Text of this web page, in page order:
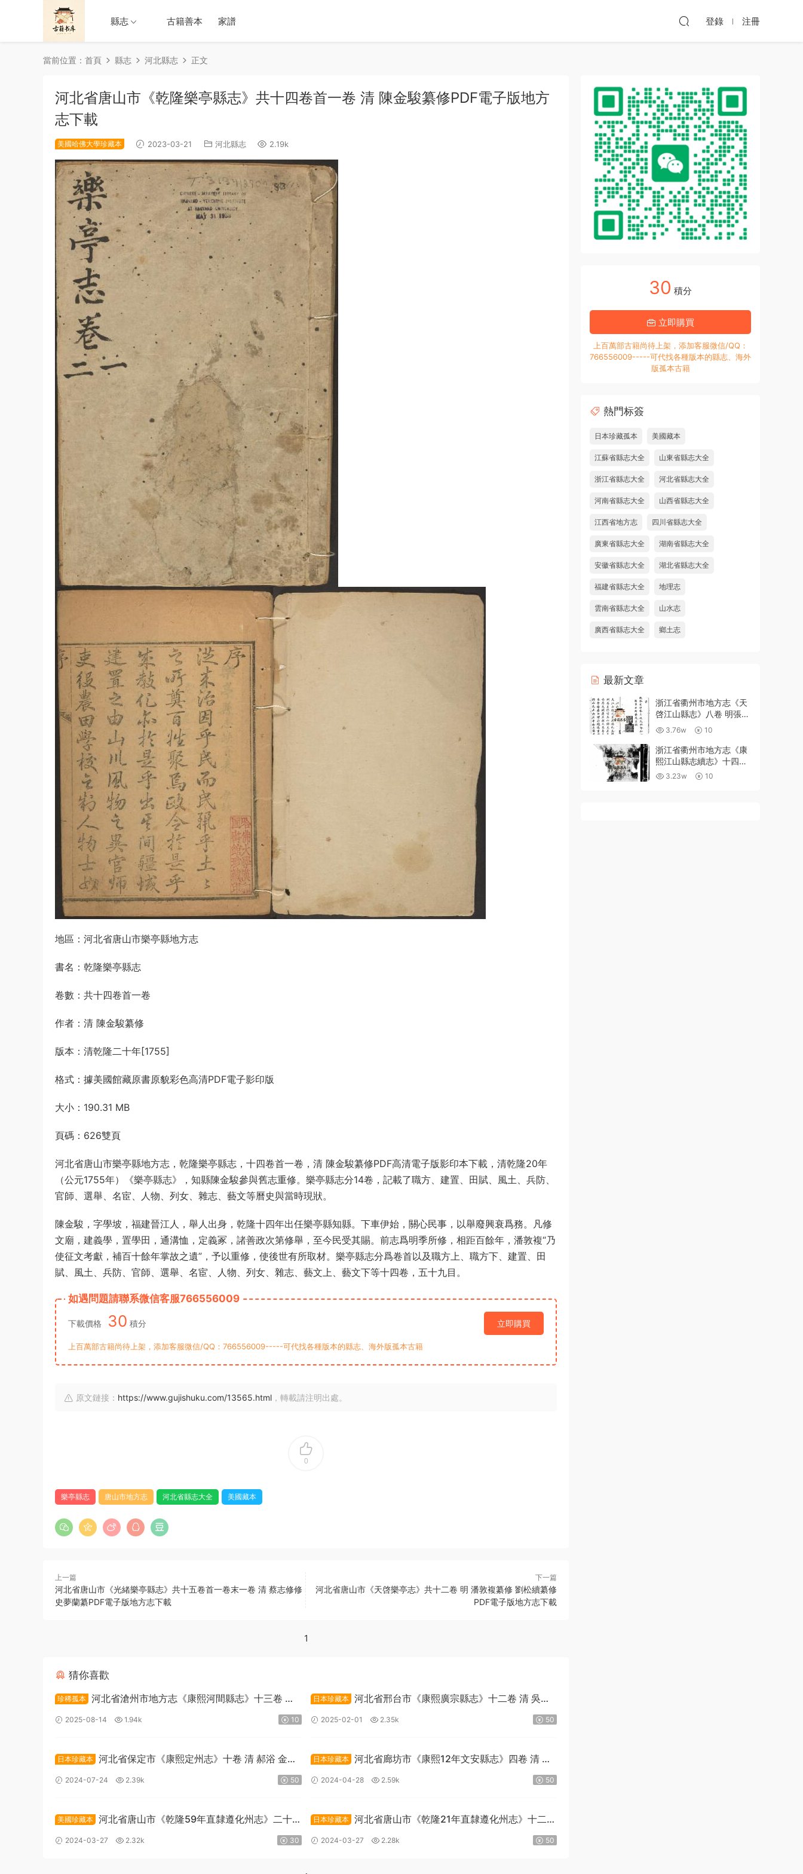
縣志 古籍善本 家譜 登錄 注冊
當前位置： 首頁 縣志 河北縣志 正文
河北省唐山市《乾隆樂亭縣志》共十四卷首一卷 清 陳金駿纂修PDF電子版地方
志下載
美國哈佛大學珍藏本 2023-03-21 河北縣志 2.19k
地區：河北省唐山市樂亭縣地方志
書名：乾隆樂亭縣志
卷數：共十四卷首一卷
作者：清 陳金駿纂修
版本：清乾隆二十年[1755]
格式：據美國館藏原書原貌彩色高清PDF電子影印版
大小：190.31 MB
頁碼：626雙頁
河北省唐山市樂亭縣地方志，乾隆樂亭縣志，十四卷首一卷，清 陳金駿纂修PDF高清電子版影印本下載，清乾隆20年
（公元1755年）《樂亭縣志》，知縣陳金駿參與舊志重修。樂亭縣志分14卷，記載了職方、建置、田賦、風土、兵防、
官師、選舉、名宦、人物、列女、雜志、藝文等曆史與當時現狀。
陳金駿，字學坡，福建晉江人，舉人出身，乾隆十四年出任樂亭縣知縣。下車伊始，關心民事，以舉廢興衰爲務。凡修
文廟，建義學，置學田，通溝恤，定義冢，諸善政次第修舉，至今民受其賜。前志爲明季所修，相距百餘年，潘敦複“乃
使征文考獻，補百十餘年掌故之遺”，予以重修，使後世有所取材。樂亭縣志分爲卷首以及職方上、職方下、建置、田
賦、風土、兵防、官師、選舉、名宦、人物、列女、雜志、藝文上、藝文下等十四卷，五十九目。
如遇問題請聯系微信客服766556009
下載價格 30 積分 立即購買
上百萬部古籍尚待上架，添加客服微信/QQ：766556009-----可代找各種版本的縣志、海外版孤本古籍
原文鏈接： https://www.gujishuku.com/13565.html ，轉載請注明出處。
0
樂亭縣志 唐山市地方志 河北省縣志大全 美國藏本
上一篇
河北省唐山市《光緒樂亭縣志》共十五卷首一卷末一卷 清 蔡志修修
史夢蘭纂PDF電子版地方志下載
下一篇
河北省唐山市《天啓樂亭志》共十二卷 明 潘敦複纂修 劉松續纂修
PDF電子版地方志下載
1
猜你喜歡
珍稀孤本 河北省滄州市地方志《康熙河間縣志》十三卷 清
袁元修 楊九有纂PDF高清電子版下載
2025-08-14 1.94k 10
日本珍藏本
河北省邢台市《康熙廣宗縣志》十二卷 清 吳存
禮修纂PDF高清電子版下載
2025-02-01 2.35k 50
日本珍藏本 河北省保定市《康熙定州志》十卷 清 郝浴 金世
德 董秉忠修纂PDF高清電子版下載
2024-07-24 2.39k 50
日本珍藏本
河北省廊坊市《康熙12年文安縣志》四卷 清 崔
啟元修 王胤芳 邵秉忠纂PDF高清電子版下載
2024-04-28 2.59k 50
美國珍藏本 河北省唐山市《乾隆59年直隸遵化州志》二十
卷 清 劉埥纂修PDF高清電子版下載
2024-03-27 2.32k 30
日本珍藏本
河北省唐山市《乾隆21年直隸遵化州志》十二卷
清 劉埥修 邊中寶纂PDF高清電子版下載
2024-03-27 2.28k 50
30 積分
立即購買
上百萬部古籍尚待上架，添加客服微信/QQ：
766556009-----可代找各種版本的縣志、海外
版孤本古籍
熱門标簽
日本珍藏孤本 美國藏本
江蘇省縣志大全 山東省縣志大全
浙江省縣志大全 河北省縣志大全
河南省縣志大全 山西省縣志大全
江西省地方志 四川省縣志大全
廣東省縣志大全 湖南省縣志大全
安徽省縣志大全 湖北省縣志大全
福建省縣志大全 地理志
雲南省縣志大全 山水志
廣西省縣志大全 鄉土志
最新文章
浙江省衢州市地方志《天
啓江山縣志》八卷 明張鳳
翼 徐日葵纂修PDF高清電
子版下載
3.76w 10
浙江省衢州市地方志《康
熙江山縣志續志》十四卷
附錄一卷 清汪浩修 宋俊
3.23w 10